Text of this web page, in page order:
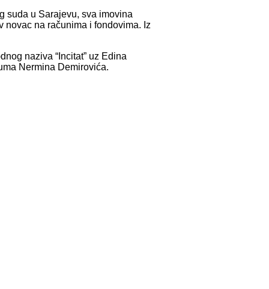
suda u Sarajevu, sva imovina
novac na računima i fondovima. Iz
naziva “Incitat” uz Edina
Nermina Demirovića.